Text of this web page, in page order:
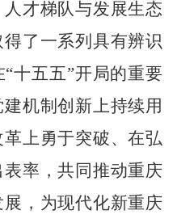
才梯队与发展生态
了一系列具有辨识
“十五五”开局的重要
机制创新上持续用
上勇于突破、在弘
率，共同推动重庆
，为现代化新重庆